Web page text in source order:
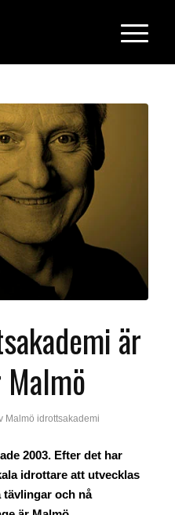
är
Malmö idrottsakademi
2003. Efter det har
idrottare att utvecklas
tävlingar och nå